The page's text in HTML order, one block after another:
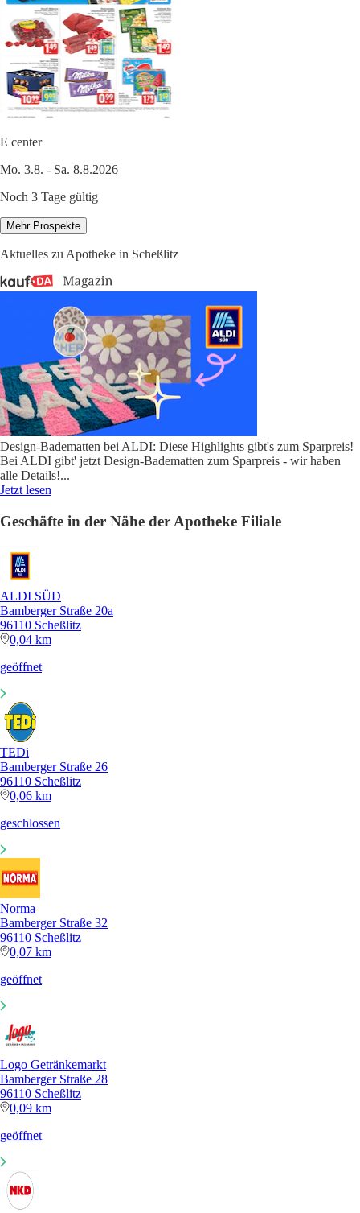
E center
Mo. 3.8. - Sa. 8.8.2026
Noch 3 Tage gültig
Mehr Prospekte
Aktuelles zu Apotheke in Scheßlitz
Design-Badematten bei ALDI: Diese Highlights gibt's zum Sparpreis!
Bei ALDI gibt' jetzt Design-Badematten zum Sparpreis - wir haben
alle Details!...
Jetzt lesen
Geschäfte in der Nähe der Apotheke Filiale
ALDI SÜD
Bamberger Straße 20a
96110 Scheßlitz
0,04 km
geöffnet
TEDi
Bamberger Straße 26
96110 Scheßlitz
0,06 km
geschlossen
Norma
Bamberger Straße 32
96110 Scheßlitz
0,07 km
geöffnet
Logo Getränkemarkt
Bamberger Straße 28
96110 Scheßlitz
0,09 km
geöffnet